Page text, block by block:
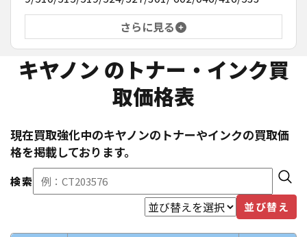
さらに見る
キヤノン のトナー・インク買
取価格表
現在買取強化中のキヤノンのトナーやインクの買取価
格を掲載しております。
検索
並び替え